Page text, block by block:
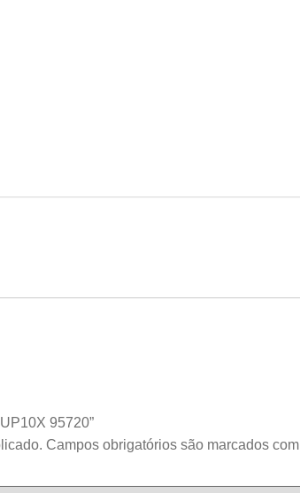
95720”
Campos obrigatórios são marcados com